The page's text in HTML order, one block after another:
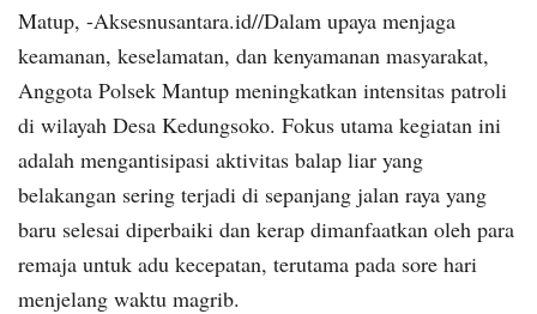
Matup, -Aksesnusantara.id//Dalam upaya menjaga
keamanan, keselamatan, dan kenyamanan masyarakat,
Anggota Polsek Mantup meningkatkan intensitas patroli
di wilayah Desa Kedungsoko. Fokus utama kegiatan ini
adalah mengantisipasi aktivitas balap liar yang
belakangan sering terjadi di sepanjang jalan raya yang
baru selesai diperbaiki dan kerap dimanfaatkan oleh para
remaja untuk adu kecepatan, terutama pada sore hari
menjelang waktu magrib.